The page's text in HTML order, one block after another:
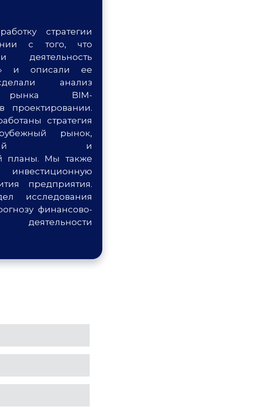
стратегии
с того, что
деятельность
и описали ее
анализ
рынка BIM-
проектировании.
стратегия
рынок,
и
планы. Мы также
предприятия.
исследования
финансово-
деятельности